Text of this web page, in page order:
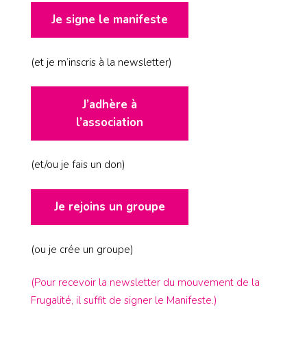
Je signe le manifeste
(et je m’inscris à la newsletter)
J’adhère à
l’association
(et/ou je fais un don)
Je rejoins un groupe
(ou je crée un groupe)
(Pour recevoir la newsletter du mouvement de la
Frugalité, il suffit de signer le Manifeste.)